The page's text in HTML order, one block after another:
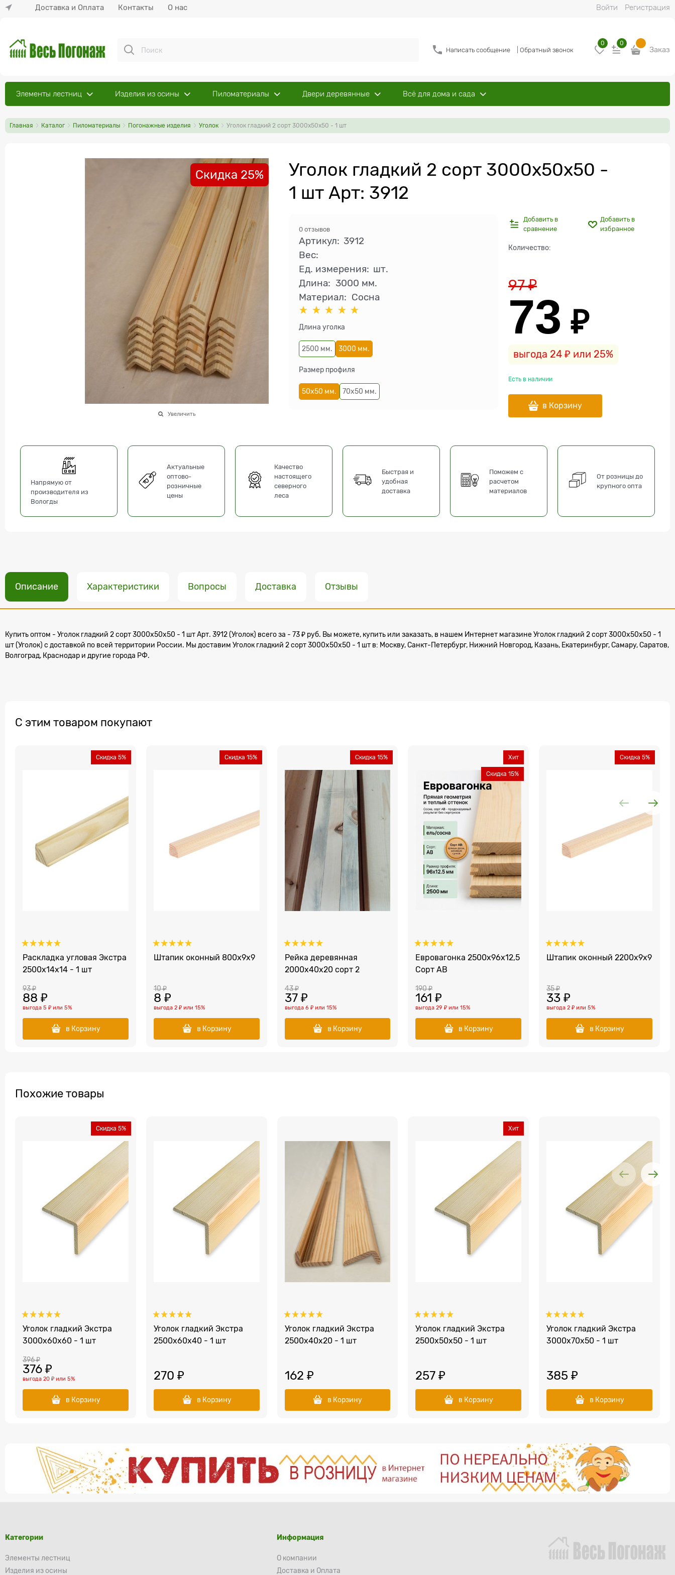
Доставка и Оплата Контакты О нас Войти Регистрация
Написать сообщение Обратный звонок
0 0
Заказ
Элементы лестниц Изделия из осины Пиломатериалы Двери деревянные Всё для дома и сада
Главная Каталог Пиломатериалы Погонажные изделия Уголок Уголок гладкий 2 сорт 3000x50x50 - 1 шт
Скидка 25%
Увеличить
Уголок гладкий 2 сорт 3000x50x50 -
1 шт Арт: 3912
0 отзывов
Артикул: 3912
Вес:
Ед. измерения: шт.
Длина: 3000 мм.
Материал: Сосна
Длина уголка
2500 мм. 3000 мм.
Размер профиля
50х50 мм. 70х50 мм.
Добавить в
сравнение
Добавить в
избранное
Количество:
97 ₽
73 ₽
выгода 24 ₽ или 25%
Есть в наличии
в Корзину
Напрямую от
производителя из
Вологды
Актуальные
оптово-
розничные
цены
Качество
настоящего
северного
леса
Быстрая и
удобная
доставка
Поможем с
расчетом
материалов
От розницы до
крупного опта
Описание Характеристики Вопросы Доставка Отзывы
Купить оптом - Уголок гладкий 2 сорт 3000x50x50 - 1 шт Арт. 3912 (Уголок) всего за - 73 ₽ руб. Вы можете, купить или заказать, в нашем Интернет магазине Уголок гладкий 2 сорт 3000x50x50 - 1
шт (Уголок) с доставкой по всей территории России. Мы доставим Уголок гладкий 2 сорт 3000x50x50 - 1 шт в: Москву, Санкт-Петербург, Нижний Новгород, Казань, Екатеринбург, Самару, Саратов,
Волгоград, Краснодар и другие города РФ.
С этим товаром покупают
Раскладка угловая Экстра
2500x14x14 - 1 шт
Скидка 5%
93 ₽
88 ₽
выгода 5 ₽ или 5%
в Корзину
Штапик оконный 800x9x9
Скидка 15%
10 ₽
8 ₽
выгода 2 ₽или 15%
в Корзину
Рейка деревянная
2000x40х20 сорт 2
Скидка 15%
43 ₽
37 ₽
выгода 6 ₽или 15%
в Корзину
Евровагонка 2500х96х12,5
Сорт АВ
Хит
Скидка 15%
190 ₽
161 ₽
выгода29 ₽ или15%
в Корзину
Штапик оконный 2200x9x9
Скидка 5%
35 ₽
33 ₽
выгода2 ₽ или5%
в Корзину
Похожие товары
Уголок гладкий Экстра
3000x60x60 - 1 шт
Скидка 5%
396 ₽
376 ₽
выгода 20 ₽ или 5%
в Корзину
Уголок гладкий Экстра
2500x60x40 - 1 шт
270 ₽
в Корзину
Уголок гладкий Экстра
2500x40x20 - 1 шт
162 ₽
в Корзину
Уголок гладкий Экстра
2500x50x50 - 1 шт
Хит
257 ₽
в Корзину
Уголок гладкий Экстра
3000x70x50 - 1 шт
385 ₽
в Корзину
Категории
Элементы лестниц
Изделия из осины
Информация
О компании
Доставка и Оплата